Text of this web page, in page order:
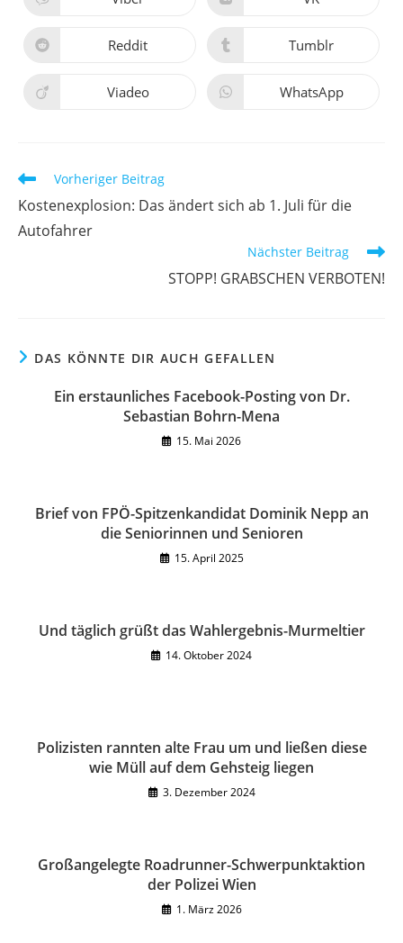
Reddit Tumblr
Viadeo WhatsApp
Vorheriger Beitrag
Kostenexplosion: Das ändert sich ab 1. Juli für die
Autofahrer
Nächster Beitrag
STOPP! GRABSCHEN VERBOTEN!
DAS KÖNNTE DIR AUCH GEFALLEN
Ein erstaunliches Facebook-Posting von Dr.
Sebastian Bohrn-Mena
15. Mai 2026
Brief von FPÖ-Spitzenkandidat Dominik Nepp an
die Seniorinnen und Senioren
15. April 2025
Und täglich grüßt das Wahlergebnis-Murmeltier
14. Oktober 2024
Polizisten rannten alte Frau um und ließen diese
wie Müll auf dem Gehsteig liegen
3. Dezember 2024
Großangelegte Roadrunner-Schwerpunktaktion
der Polizei Wien
1. März 2026